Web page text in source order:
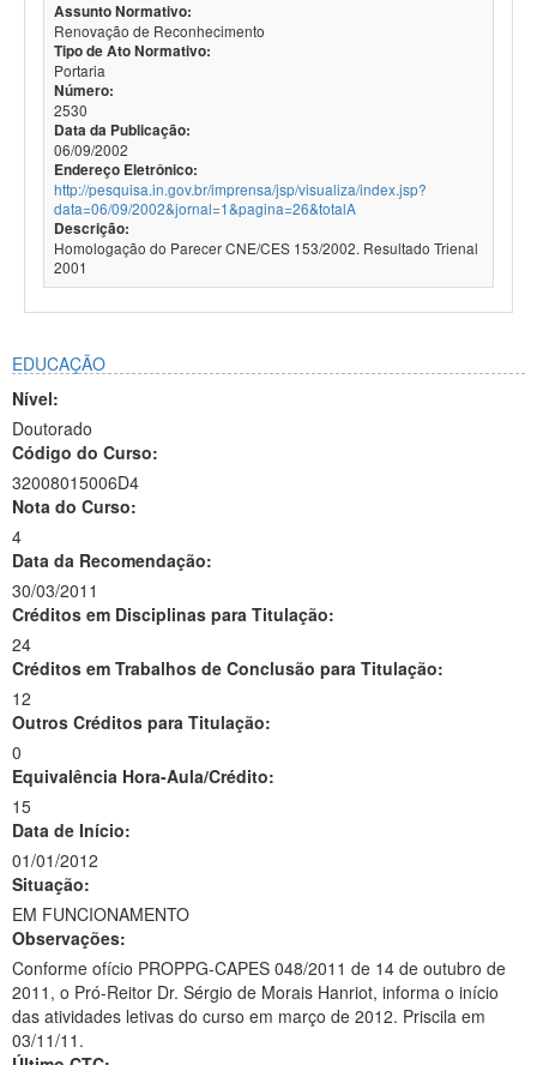
Assunto Normativo:
Renovação de Reconhecimento
Tipo de Ato Normativo:
Portaria
Número:
2530
Data da Publicação:
06/09/2002
Endereço Eletrônico:
http://pesquisa.in.gov.br/imprensa/jsp/visualiza/index.jsp?
data=06/09/2002&jornal=1&pagina=26&totalA
Descrição:
Homologação do Parecer CNE/CES 153/2002. Resultado Trienal
2001
EDUCAÇÃO
Nível:
Doutorado
Código do Curso:
32008015006D4
Nota do Curso:
4
Data da Recomendação:
30/03/2011
Créditos em Disciplinas para Titulação:
24
Créditos em Trabalhos de Conclusão para Titulação:
12
Outros Créditos para Titulação:
0
Equivalência Hora-Aula/Crédito:
15
Data de Início:
01/01/2012
Situação:
EM FUNCIONAMENTO
Observações:
Conforme ofício PROPPG-CAPES 048/2011 de 14 de outubro de
2011, o Pró-Reitor Dr. Sérgio de Morais Hanriot, informa o início
das atividades letivas do curso em março de 2012. Priscila em
03/11/11.